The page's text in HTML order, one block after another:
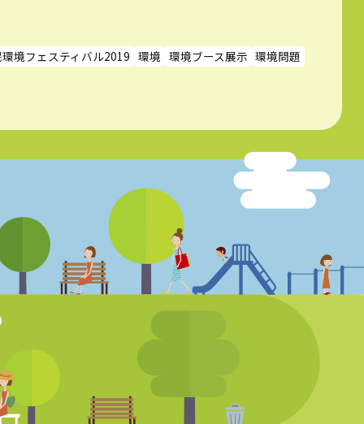
境フェスティバル2019 環境 環境ブース展示 環境問題